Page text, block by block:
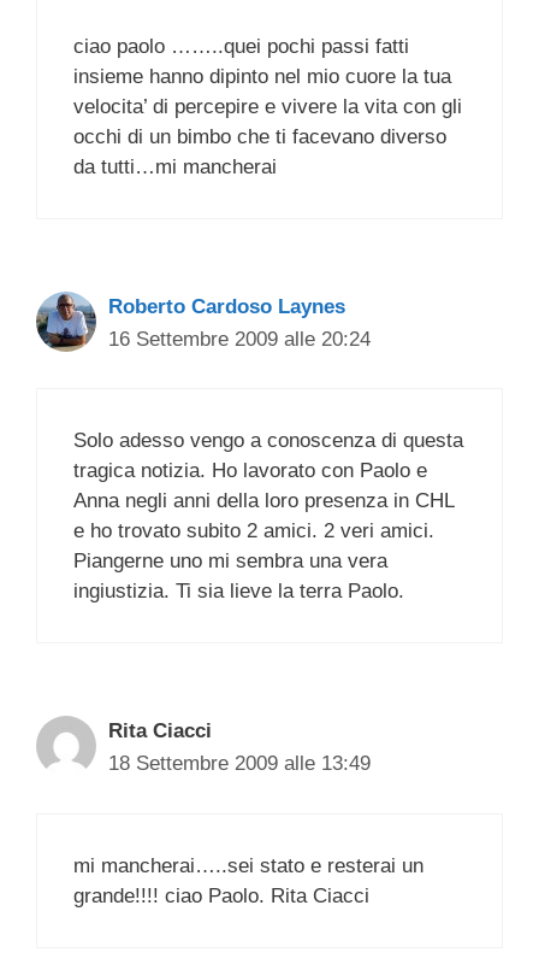
ciao paolo ……..quei pochi passi fatti
insieme hanno dipinto nel mio cuore la tua
velocita’ di percepire e vivere la vita con gli
occhi di un bimbo che ti facevano diverso
da tutti…mi mancherai
Roberto Cardoso Laynes
16 Settembre 2009 alle 20:24
Solo adesso vengo a conoscenza di questa
tragica notizia. Ho lavorato con Paolo e
Anna negli anni della loro presenza in CHL
e ho trovato subito 2 amici. 2 veri amici.
Piangerne uno mi sembra una vera
ingiustizia. Ti sia lieve la terra Paolo.
Rita Ciacci
18 Settembre 2009 alle 13:49
mi mancherai…..sei stato e resterai un
grande!!!! ciao Paolo. Rita Ciacci